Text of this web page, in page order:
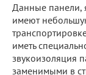
Данные панели,
имеют
иметь
звукоизоляция
заменимыми в